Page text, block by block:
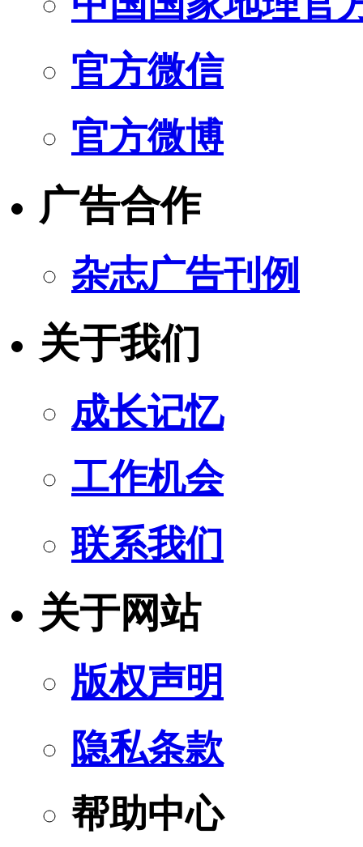
官方微信
官方微博
广告合作
杂志广告刊例
关于我们
成长记忆
工作机会
联系我们
关于网站
版权声明
隐私条款
帮助中心